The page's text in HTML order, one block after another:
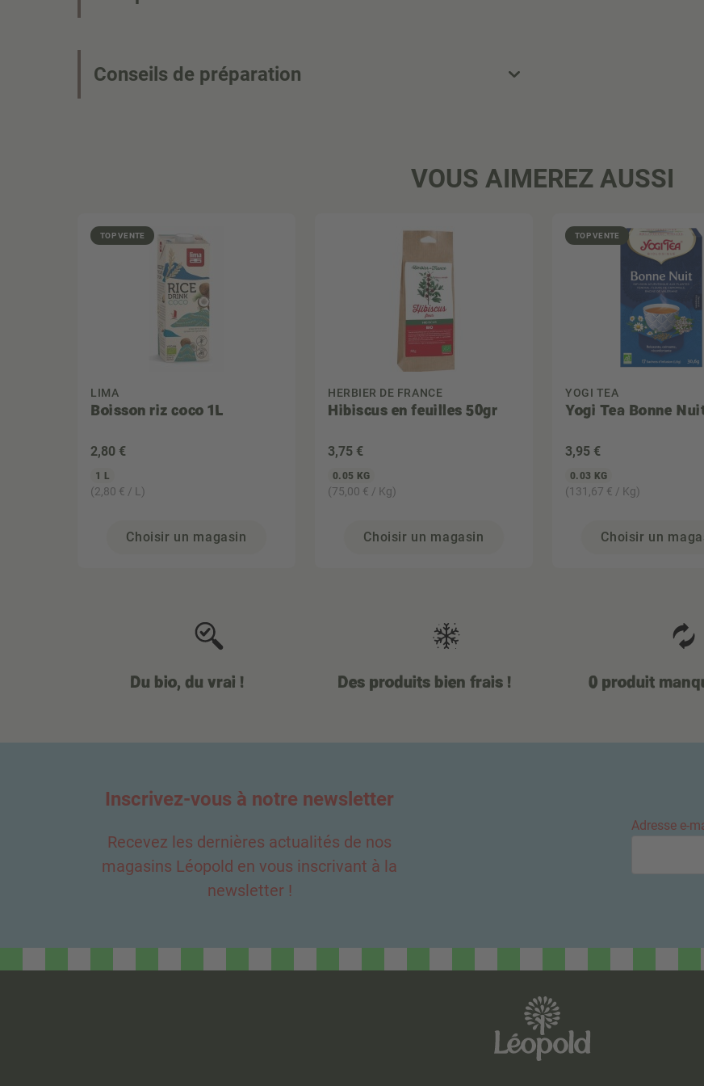
Conseils de préparation
VOUS AIMEREZ AUSSI
TOP VENTE
LIMA
Boisson riz coco 1L
2,80 €
1 L
(2,80 € / L)
Choisir un magasin
HERBIER DE FRANCE
Hibiscus en feuilles 50gr
3,75 €
0.05 KG
(75,00 € / Kg)
Choisir un magasin
TOP VENTE
YOGI TEA
Yogi Tea Bonne
3,95 €
0.03 KG
(131,67 € / Kg)
Choisir un
Du bio, du vrai ! Des produits bien frais ! 0 produit
Inscrivez-vous à notre newsletter
Recevez les dernières actualités de nos
magasins Léopold en vous inscrivant à la
newsletter !
Adresse e-